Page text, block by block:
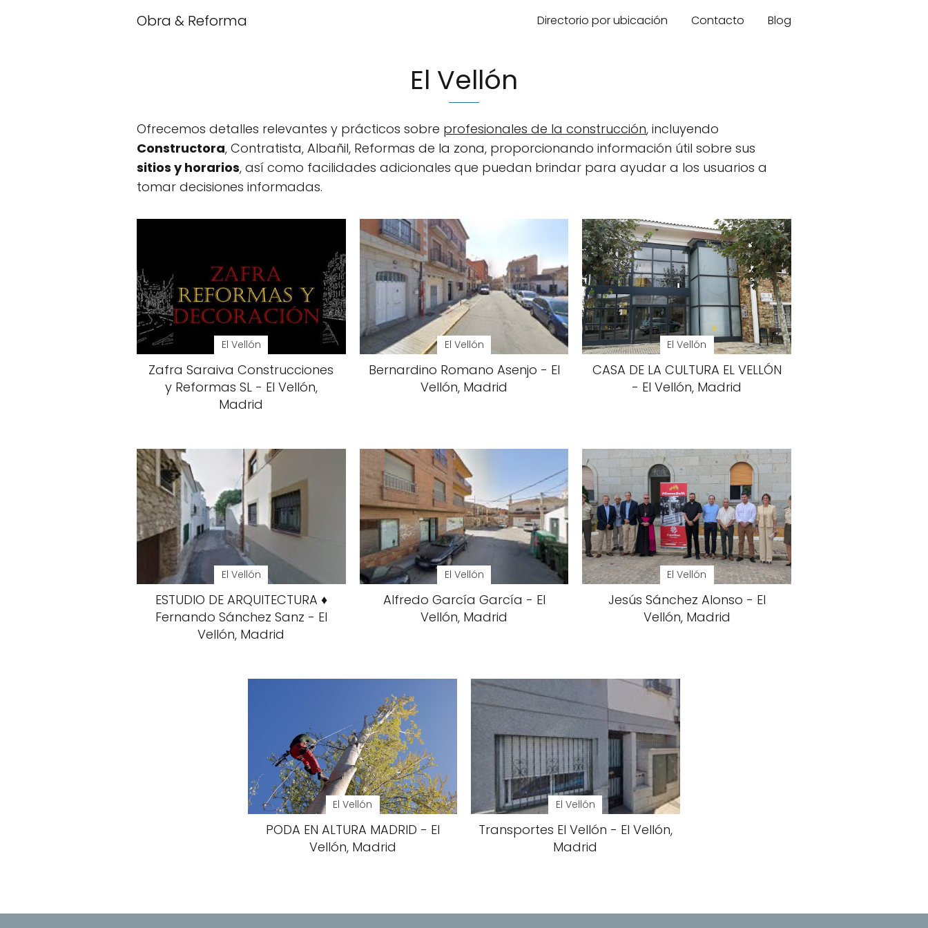
Obra & Reforma Directorio por ubicación Contacto Blog
El Vellón
Ofrecemos detalles relevantes y prácticos sobre profesionales de la construcción, incluyendo
Constructora, Contratista, Albañil, Reformas de la zona, proporcionando información útil sobre sus
sitios y horarios, así como facilidades adicionales que puedan brindar para ayudar a los usuarios a
tomar decisiones informadas.
El Vellón
Zafra Saraiva Construcciones
y Reformas SL - El Vellón,
Madrid
El Vellón
Bernardino Romano Asenjo - El
Vellón, Madrid
El Vellón
CASA DE LA CULTURA EL VELLÓN
- El Vellón, Madrid
El Vellón
ESTUDIO DE ARQUITECTURA ♦
Fernando Sánchez Sanz - El
Vellón, Madrid
El Vellón
Alfredo García García - El
Vellón, Madrid
El Vellón
Jesús Sánchez Alonso - El
Vellón, Madrid
El Vellón
PODA EN ALTURA MADRID - El
Vellón, Madrid
El Vellón
Transportes El Vellón - El Vellón,
Madrid